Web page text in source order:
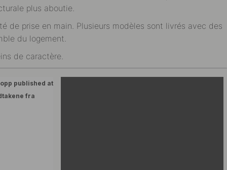
plus aboutie.
de prise en main. Plusieurs modèles sont livrés avec des
du logement.
de caractère.